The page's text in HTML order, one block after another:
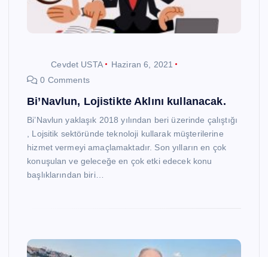
Cevdet USTA
Haziran 6, 2021
0 Comments
Bi’Navlun, Lojistikte Aklını kullanacak.
Bi’Navlun yaklaşık 2018 yılından beri üzerinde çalıştığı
, Lojsitik sektöründe teknoloji kullarak müşterilerine
hizmet vermeyi amaçlamaktadır. Son yılların en çok
konuşulan ve geleceğe en çok etki edecek konu
başlıklarından biri…